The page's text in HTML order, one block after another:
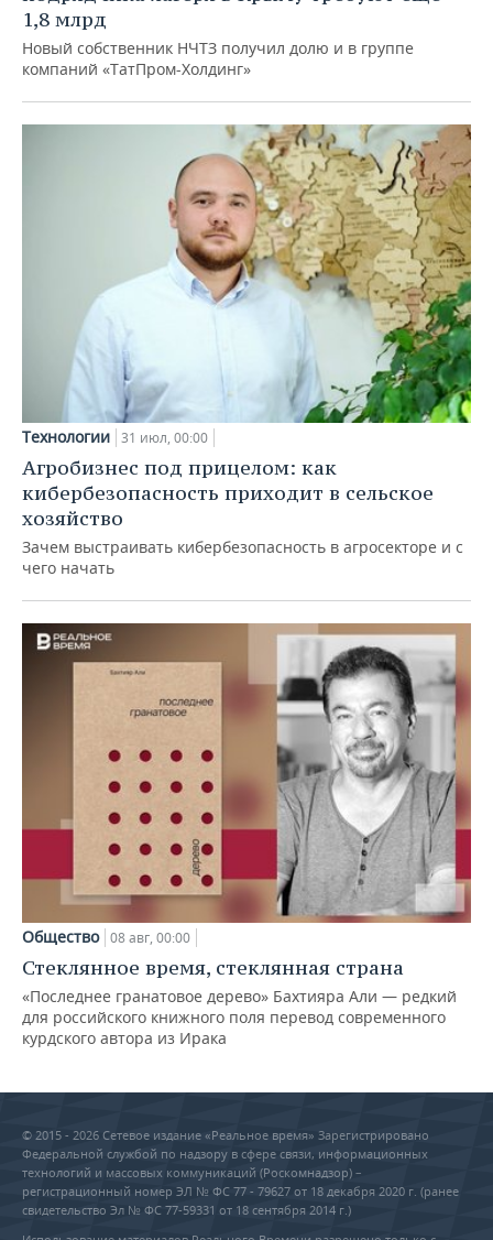
1,8 млрд
Новый собственник НЧТЗ получил долю и в группе
компаний «ТатПром-Холдинг»
Технологии 31 июл, 00:00
Агробизнес под прицелом: как
кибербезопасность приходит в сельское
хозяйство
Зачем выстраивать кибербезопасность в агросекторе и с
чего начать
Общество 08 авг, 00:00
Стеклянное время, стеклянная страна
«Последнее гранатовое дерево» Бахтияра Али — редкий
для российского книжного поля перевод современного
курдского автора из Ирака
© 2015 - 2026 Сетевое издание «Реальное время» Зарегистрировано
Федеральной службой по надзору в сфере связи, информационных
технологий и массовых коммуникаций (Роскомнадзор) –
регистрационный номер ЭЛ № ФС 77 - 79627 от 18 декабря 2020 г. (ранее
свидетельство Эл № ФС 77-59331 от 18 сентября 2014 г.)